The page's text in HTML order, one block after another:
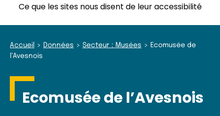
Ce que les sites nous disent de leur accessibilité
Accueil Données Secteur : Musées
Ecomusée de
l’Avesnois
Ecomusée de l’Avesnois